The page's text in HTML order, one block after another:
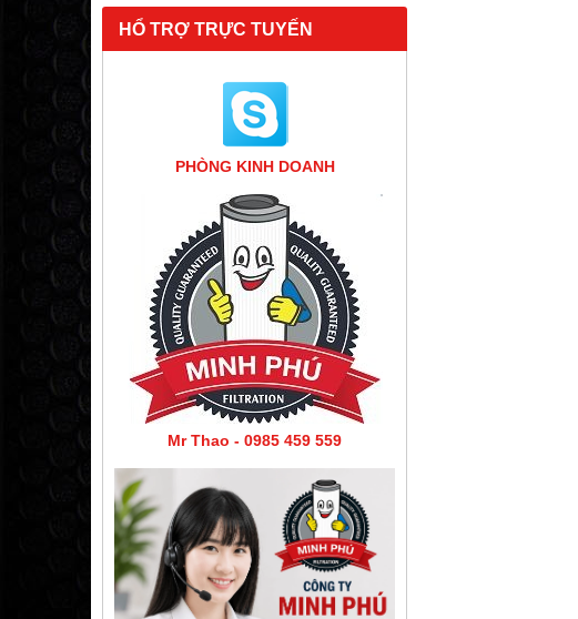
HỔ TRỢ TRỰC TUYẾN
PHÒNG KINH DOANH
Mr Thao - 0985 459 559